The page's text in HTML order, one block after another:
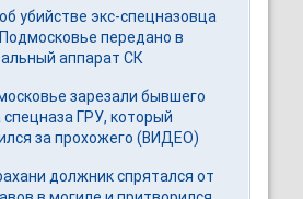
убийстве экс-спецназовца
передано в
аппарат СК
зарезали бывшего
спецназа ГРУ, который
за прохожего (ВИДЕО)
должник спрятался от